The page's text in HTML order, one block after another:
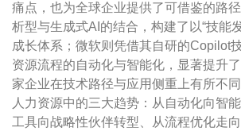
痛点，也为全球企业提供了可借鉴的路
析型与生成式AI的结合，构建了以“技能
成长体系；微软则凭借其自研的Copilot
资源流程的自动化与智能化，显著提升
家企业在技术路径与应用侧重上有所不
人力资源中的三大趋势：从自动化向智
工具向战略性伙伴转型、从流程优化走向